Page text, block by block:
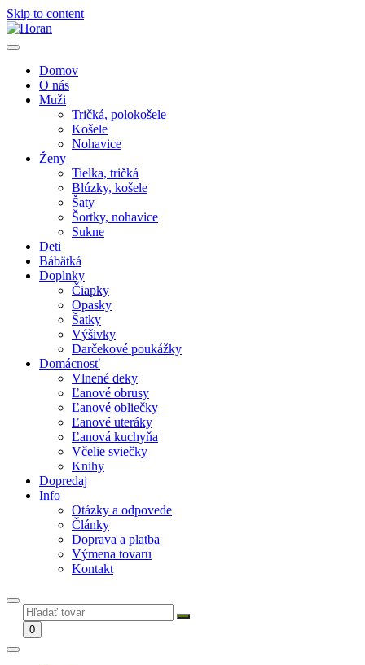
Skip to content
Domov
O nás
Muži
Tričká, polokošele
Košele
Nohavice
Ženy
Tielka, tričká
Blúzky, košele
Šaty
Šortky, nohavice
Sukne
Deti
Bábätká
Doplnky
Čiapky
Opasky
Šatky
Výšivky
Darčekové poukážky
Domácnosť
Vlnené deky
Ľanové obrusy
Ľanové obliečky
Ľanové uteráky
Ľanová kuchyňa
Včelie sviečky
Knihy
Dopredaj
Info
Otázky a odpovede
Články
Doprava a platba
Výmena tovaru
Kontakt
0